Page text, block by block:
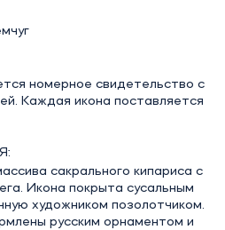
номерное свидетельство с
Каждая икона поставляется
сакрального кипариса с
Икона покрыта сусальным
художником позолотчиком.
русским орнаментом и